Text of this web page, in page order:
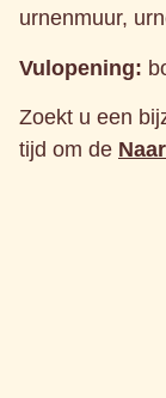
urnenmuur,
Vulopening:
Zoekt u een
tijd om de